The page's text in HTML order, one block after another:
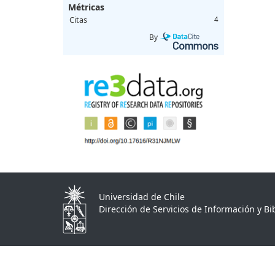
Métricas
Citas 4
By
Universidad de Chile
Dirección de Servicios de Información y